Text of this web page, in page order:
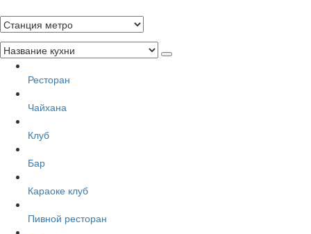
Ресторан
Чайхана
Клуб
Бар
Караоке клуб
Пивной ресторан